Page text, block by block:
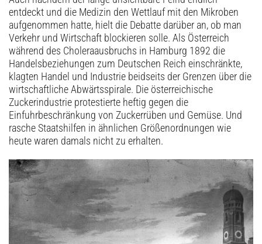
entdeckt und die Medizin den Wettlauf mit den Mikroben
aufgenommen hatte, hielt die Debatte darüber an, ob man
Verkehr und Wirtschaft blockieren solle. Als Österreich
während des Choleraausbruchs in Hamburg 1892 die
Handelsbeziehungen zum Deutschen Reich einschränkte,
klagten Handel und Industrie beidseits der Grenzen über die
wirtschaftliche Abwärtsspirale. Die österreichische
Zuckerindustrie protestierte heftig gegen die
Einfuhrbeschränkung von Zuckerrüben und Gemüse. Und
rasche Staatshilfen in ähnlichen Größenordnungen wie
heute waren damals nicht zu erhalten.